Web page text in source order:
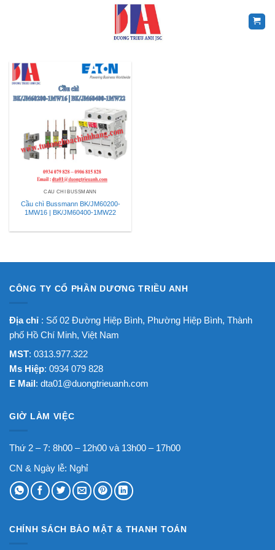
CẦU CHÌ BUSSMANN
Cầu chì Bussmann BK/JM60200-
1MW16 | BK/JM60400-1MW22
CÔNG TY CỔ PHẦN DƯƠNG TRIỀU ANH
Địa chỉ : Số 02 Đường Hiệp Bình, Phường Hiệp Bình, Thành
phố Hồ Chí Minh, Việt Nam
MST: 0313.977.322
Ms Hiệp: 0934 079 828
E Mail: dta01@duongtrieuanh.com
GIỜ LÀM VIỆC
Thứ 2 – 7: 8h00 – 12h00 và 13h00 – 17h00
CN & Ngày lễ: Nghỉ
CHÍNH SÁCH BẢO MẬT & THANH TOÁN